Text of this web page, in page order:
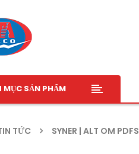
MỤC SẢN PHẨM
TỨC SYNER | ALT OM PDFS